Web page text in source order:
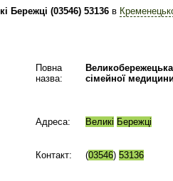
Бережці (03546) 53136 в
Повна
назва:
сімейної
Адреса: Великі Бережці
Контакт: (03546) 53136